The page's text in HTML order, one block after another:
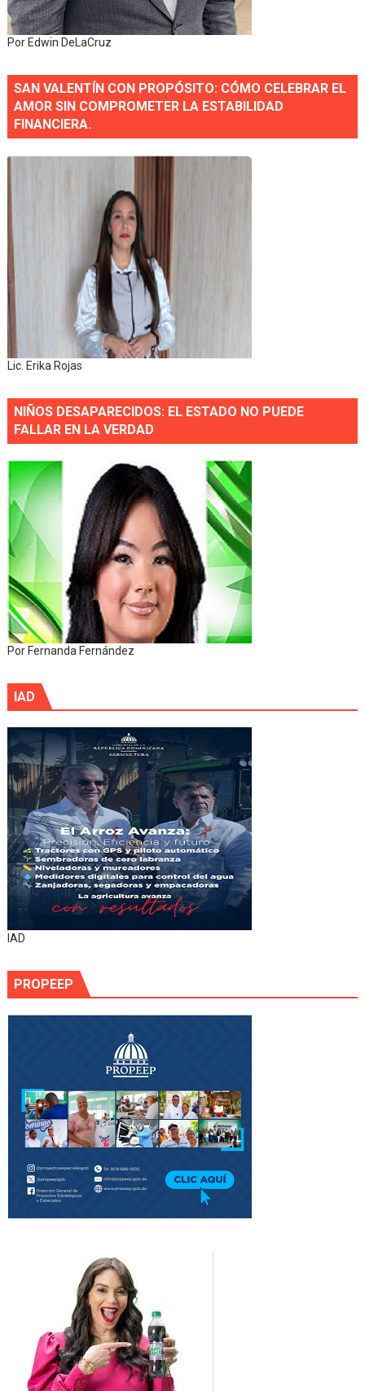
Por Edwin DeLaCruz
SAN VALENTÍN CON PROPÓSITO: CÓMO CELEBRAR EL
AMOR SIN COMPROMETER LA ESTABILIDAD
FINANCIERA.
Lic. Erika Rojas
NIÑOS DESAPARECIDOS: EL ESTADO NO PUEDE
FALLAR EN LA VERDAD
Por Fernanda Fernández
IAD
IAD
PROPEEP